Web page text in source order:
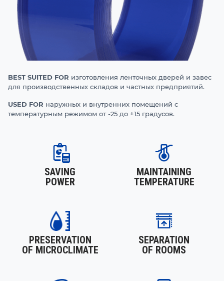
BEST SUITED FOR изготовления ленточных дверей и завес
для производственных складов и частных предприятий.
USED FOR наружных и внутренних помещений с
температурным режимом от -25 до +15 градусов.
SAVING
POWER
MAINTAINING
TEMPERATURE
PRESERVATION
OF MICROCLIMATE
SEPARATION
OF ROOMS